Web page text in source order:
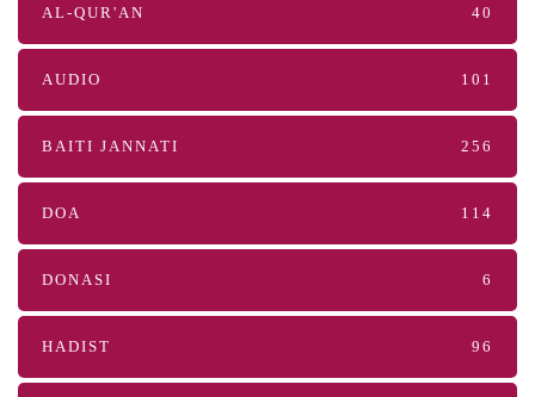
AL-QUR'AN 40
AUDIO 101
BAITI JANNATI 256
DOA 114
DONASI 6
HADIST 96